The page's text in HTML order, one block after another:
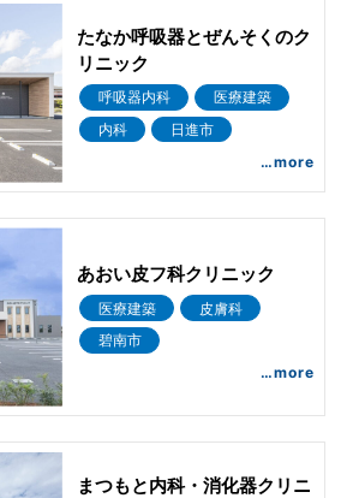
たなか呼吸器とぜんそくのク
リニック
呼吸器内科
医療建築
内科
日進市
…more
あおい皮フ科クリニック
医療建築
皮膚科
碧南市
…more
まつもと内科・消化器クリニ